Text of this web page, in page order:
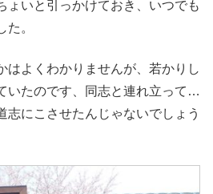
ょいと引っかけておき、いつでも
。
はよくわかりませんが、若かりし
いたのです、同志と連れ立って…
志にこさせたんじゃないでしょう